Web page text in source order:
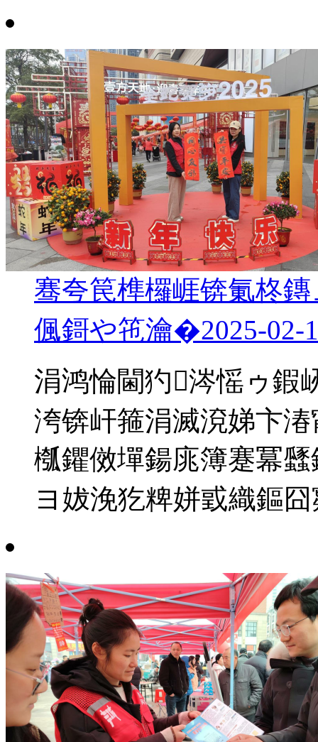
骞夸笢榫欏崕锛氭柊
偑鎶や竾瀹�2025-02-
涓鸿惀閫犳涔愮ゥ鍜
洿锛屽箍涓滅渷娣卞
槬鑺傚墠鍚庣簿蹇冪
ヨ妭浼犵粺姘戜織鏂